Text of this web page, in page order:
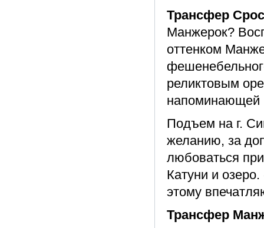
Трансфер
Манжерок?
оттенком
реликтовым
напоминающей
Подъем на г.
желанию, за
любоваться
Катуни и
этому
Трансфер